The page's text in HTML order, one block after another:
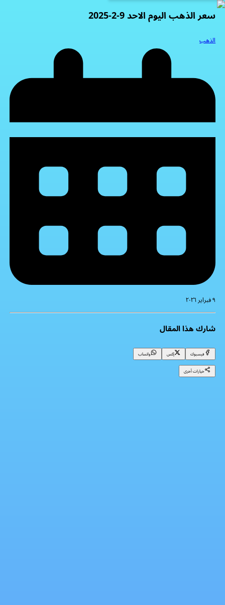
سعر الذهب اليوم الاحد 9-2-2025
الذهب
٩ فبراير ٢٠٢٦
شارك هذا المقال
فيسبوك إكس
واتساب
خيارات أخرى